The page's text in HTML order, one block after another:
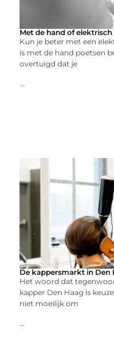
Met de hand of
Kun je beter met een
is met de hand poetsen
overtuigd dat je
...
De kappersmarkt in Den
Het woord dat
kapper Den Haag is
niet moeilijk om
...